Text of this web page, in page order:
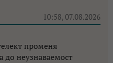
10:58, 07.08.2026
променя
до неузнаваемост